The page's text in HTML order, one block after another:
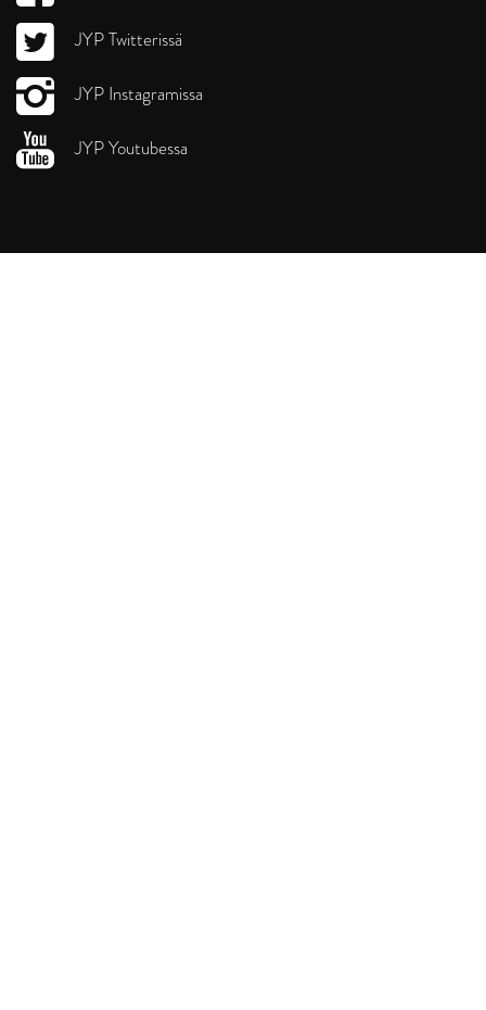
JYP Twitterissä
JYP Instagramissa
JYP Youtubessa